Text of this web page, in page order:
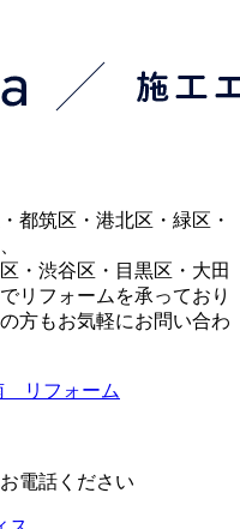
都筑区・港北区・緑区・
・渋谷区・目黒区・大田
リフォームを承っており
方もお気軽にお問い合わ
リフォーム
電話ください